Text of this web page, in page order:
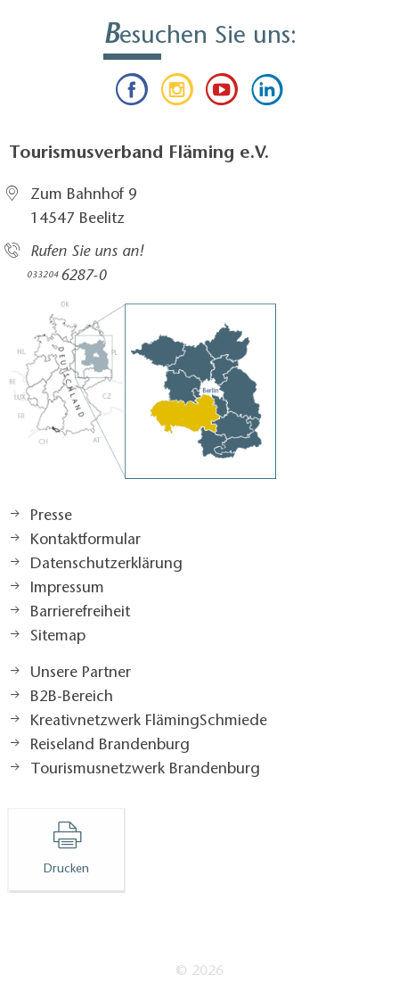
Besuchen Sie uns:
Tourismusverband Fläming e.V.
Zum Bahnhof 9
14547 Beelitz
Rufen Sie uns an!
033204 6287-0
Presse
Kontaktformular
Datenschutzerklärung
Impressum
Barrierefreiheit
Sitemap
Unsere Partner
B2B-Bereich
Kreativnetzwerk FlämingSchmiede
Reiseland Brandenburg
Tourismusnetzwerk Brandenburg
Drucken
© 2026